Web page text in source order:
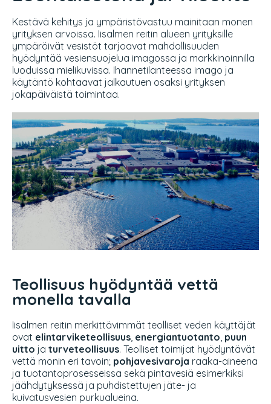
Kestävä kehitys ja ympäristövastuu mainitaan monen
yrityksen arvoissa. Iisalmen reitin alueen yrityksille
ympäröivät vesistöt tarjoavat mahdollisuuden
hyödyntää vesiensuojelua imagossa ja markkinoinnilla
luoduissa mielikuvissa. Ihannetilanteessa imago ja
käytäntö kohtaavat jalkautuen osaksi yrityksen
jokapäiväistä toimintaa.
Teollisuus hyödyntää vettä
monella tavalla
Iisalmen reitin merkittävimmät teolliset veden käyttäjät
ovat elintarviketeollisuus energiantuotanto puun
uitto ja turveteollisuus. Teolliset toimijat hyödyntävät
vettä monin eri tavoin; pohjavesivaroja raaka-aineena
ja tuotantoprosesseissa sekä pintavesiä esimerkiksi
jäähdytyksessä ja puhdistettujen jäte- ja
kuivatusvesien purkualueina.